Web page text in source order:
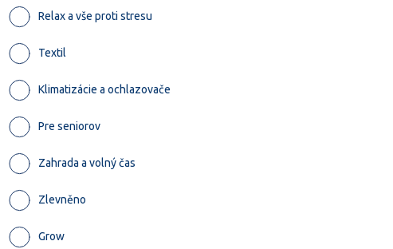
Relax a vše proti stresu
Textil
Klimatizácie a ochlazovače
Pre seniorov
Zahrada a volný čas
Zlevněno
Grow